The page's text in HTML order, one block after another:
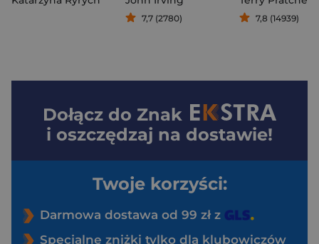
7,7 (2780) 7,8 (14939)
Dołącz do Znak
i oszczędzaj na dostawie!
Twoje korzyści:
Darmowa dostawa od 99 zł z
Specjalne zniżki tylko dla klubowiczów